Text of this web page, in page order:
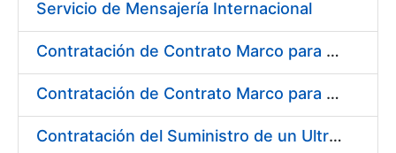
Servicio de Mensajería Internacional
Contratación de Contrato Marco para el Suministro de Material de Electricidad e Iluminación, Bienio 2018-2019
Contratación de Contrato Marco para el Suministro de Material de Transmisiones, Rodamientos y Estanqueidad, Bienio 2018-2019
Contratación del Suministro de un Ultramicrodurómetro